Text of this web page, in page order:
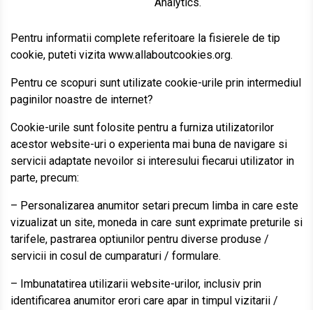
Pentru informatii complete referitoare la fisierele de tip
cookie, puteti vizita www.allaboutcookies.org.
Pentru ce scopuri sunt utilizate cookie-urile prin intermediul
paginilor noastre de internet?
Cookie-urile sunt folosite pentru a furniza utilizatorilor
acestor website-uri o experienta mai buna de navigare si
servicii adaptate nevoilor si interesului fiecarui utilizator in
parte, precum:
– Personalizarea anumitor setari precum limba in care este
vizualizat un site, moneda in care sunt exprimate preturile si
tarifele, pastrarea optiunilor pentru diverse produse /
servicii in cosul de cumparaturi / formulare.
– Imbunatatirea utilizarii website-urilor, inclusiv prin
identificarea anumitor erori care apar in timpul vizitarii /